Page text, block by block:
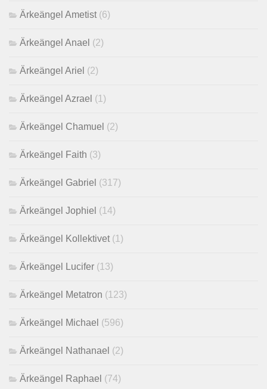
Ärkeängel Ametist (6)
Ärkeängel Anael (2)
Ärkeängel Ariel (2)
Ärkeängel Azrael (1)
Ärkeängel Chamuel (2)
Ärkeängel Faith (3)
Ärkeängel Gabriel (317)
Ärkeängel Jophiel (14)
Ärkeängel Kollektivet (1)
Ärkeängel Lucifer (13)
Ärkeängel Metatron (123)
Ärkeängel Michael (596)
Ärkeängel Nathanael (2)
Ärkeängel Raphael (74)